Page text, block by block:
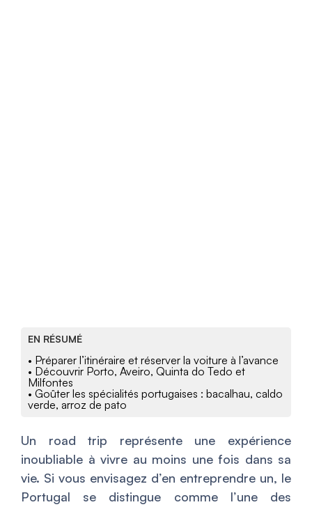
EN RÉSUMÉ
• Préparer l’itinéraire et réserver la voiture à l’avance
• Découvrir Porto, Aveiro, Quinta do Tedo et
Milfontes
• Goûter les spécialités portugaises : bacalhau, caldo
verde, arroz de pato
Un road trip représente une expérience
inoubliable à vivre au moins une fois dans sa
vie. Si vous envisagez d’en entreprendre un, le
Portugal se distingue comme l’une des